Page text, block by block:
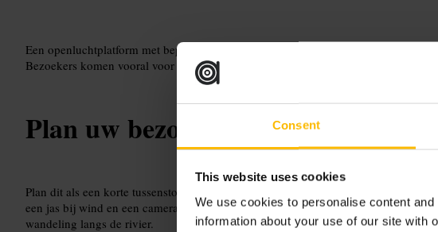
Consent
This website uses cookies
We use cookies to personalise content
information about your use of our site with
Een openluchtplatform met beperkt comfort. Verwacht buitenlucht, wind en weinig
Bezoekers komen vooral voor het uitzicht en foto’s, niet voor horeca of
Plan uw bezoek
Plan dit als een korte tussenstop tijdens een wandeling door Smithfield. Kom te
een jas bij wind en een camera mee. Combineer het bezoek met een markt, een
wandeling langs de rivier.